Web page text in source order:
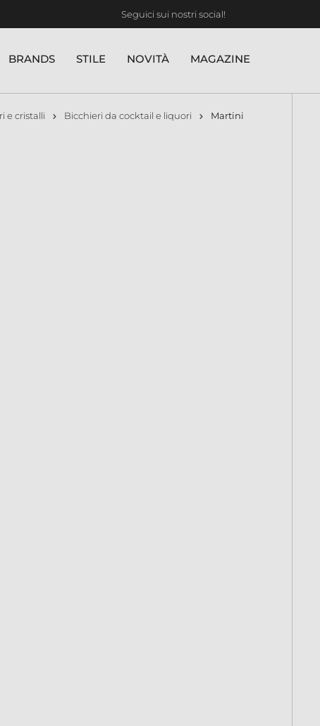
Seguici sui nostri social!
BRANDS STILE NOVITÀ MAGAZINE
e cristalli Bicchieri da cocktail e liquori Martini